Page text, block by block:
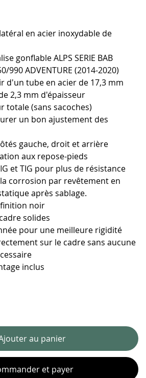
en acier inoxydable de
gonflable ALPS SERIE BAB
990 ADVENTURE (2014-2020)
d'un tube en acier de 17,3 mm
2,3 mm d'épaisseur
totale (sans sacoches)
un bon ajustement des
gauche, droit et arrière
aux repose-pieds
et TIG pour plus de résistance
corrosion par revêtement en
après sablage.
noir
solides
pour une meilleure rigidité
sur le cadre sans aucune
inclus
au panier
et payer